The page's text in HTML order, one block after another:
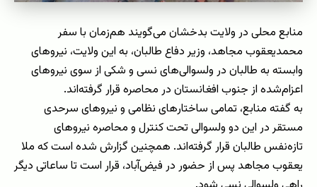
منابع محلی در ولایت بدخشان می‌گویند هم‌زمان با سفر
محمدیعقوب مجاهد، وزیر دفاع طالبان، به این ولایت، نیروهای
وابسته به طالبان در ولسوالی‌های نسی و شکی از سوی نیروهای
اعزام‌شده از جنوب افغانستان در محاصره قرار گرفته‌اند.
به گفته منابع، تمامی ساختارهای نظامی و نیروهای سرحدی
مستقر در این دو ولسوالی تحت کنترل و محاصره نیروهای
تازه‌نفس طالبان قرار گرفته‌اند. همچنین گزارش شده است که ملا
یعقوب مجاهد پس از حضور در فیض‌آباد، قرار است تا ساعاتی دیگر